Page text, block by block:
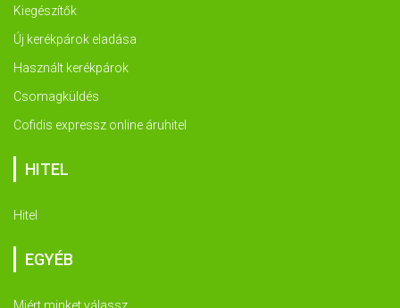
Kiegészítők
Új kerékpárok eladása
Használt kerékpárok
Csomagküldés
Cofidis expressz online áruhitel
HITEL
Hitel
EGYÉB